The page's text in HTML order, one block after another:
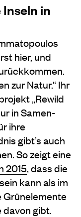
in
hier, und
zur Natur.“ Ihr
„Rewild
in Samen-
ihre
gibt’s auch
So zeigt eine
2015, dass die
kann als im
Grünelemente
davon gibt.